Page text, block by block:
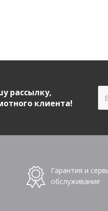
рассылку,
клиента!
Гарантия и
обслуживание